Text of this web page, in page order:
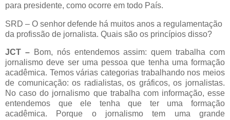
para presidente, como ocorre em todo País.
SRD – O senhor defende há muitos anos a regulamentação
da profissão de jornalista. Quais são os princípios disso?
JCT – Bom, nós entendemos assim: quem trabalha com
jornalismo deve ser uma pessoa que tenha uma formação
acadêmica. Temos várias categorias trabalhando nos meios
de comunicação: os radialistas, os gráficos, os jornalistas.
No caso do jornalismo que trabalha com informação, esse
entendemos que ele tenha que ter uma formação
acadêmica. Porque o jornalismo tem uma grande